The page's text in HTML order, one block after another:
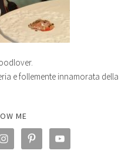
e follemente innamorata della
ME